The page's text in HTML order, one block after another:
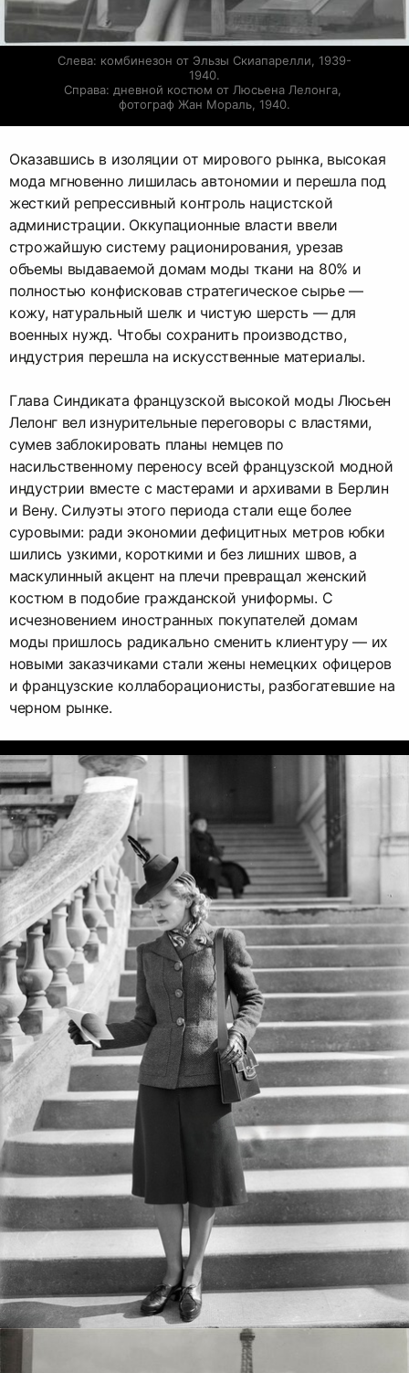
Слева: комбинезон от Эльзы Скиапарелли, 1939-
1940.
Справа: дневной костюм от Люсьена Лелонга,
фотограф Жан Мораль, 1940.
Оказавшись в изоляции от мирового рынка, высокая
мода мгновенно лишилась автономии и перешла под
жесткий репрессивный контроль нацистской
администрации. Оккупационные власти ввели
строжайшую систему рационирования, урезав
объемы выдаваемой домам моды ткани на 80% и
полностью конфисковав стратегическое сырье —
кожу, натуральный шелк и чистую шерсть — для
военных нужд. Чтобы сохранить производство,
индустрия перешла на искусственные материалы.
Глава Синдиката французской высокой моды Люсьен
Лелонг вел изнурительные переговоры с властями,
сумев заблокировать планы немцев по
насильственному переносу всей французской модной
индустрии вместе с мастерами и архивами в Берлин
и Вену. Силуэты этого периода стали еще более
суровыми: ради экономии дефицитных метров юбки
шились узкими, короткими и без лишних швов, а
маскулинный акцент на плечи превращал женский
костюм в подобие гражданской униформы. С
исчезновением иностранных покупателей домам
моды пришлось радикально сменить клиентуру — их
новыми заказчиками стали жены немецких офицеров
и французские коллаборационисты, разбогатевшие на
черном рынке.